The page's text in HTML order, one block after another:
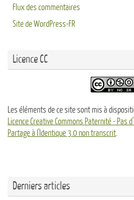
Flux des commentaires
Site de WordPress-FR
Licence CC
Les éléments de ce site sont mis à
Licence Creative Commons Paternité - Pas
Partage à l'Identique 3.0 non transcrit
Derniers articles